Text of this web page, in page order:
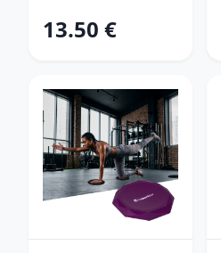
13.50 €